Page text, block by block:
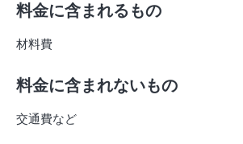
料金に含まれるもの
材料費
料金に含まれないもの
交通費など